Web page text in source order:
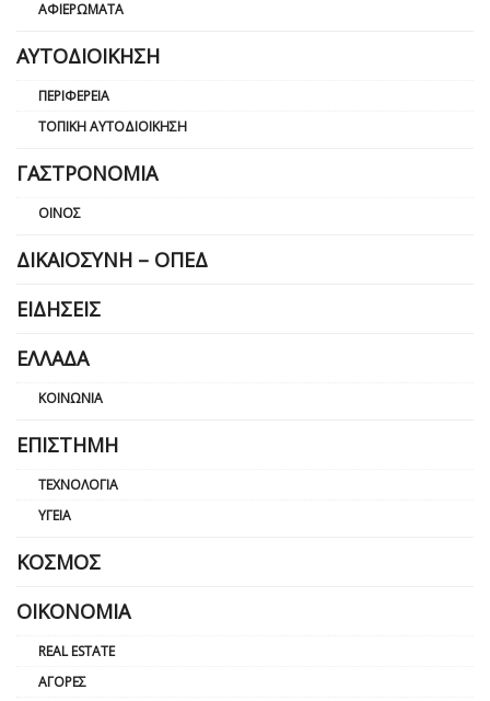
ΑΦΙΕΡΏΜΑΤΑ
ΑΥΤΟΔΙΟΊΚΗΣΗ
ΠΕΡΙΦΈΡΕΙΑ
ΤΟΠΙΚΉ ΑΥΤΟΔΙΟΊΚΗΣΗ
ΓΑΣΤΡΟΝΟΜΊΑ
ΟΊΝΟΣ
ΔΙΚΑΙΟΣΎΝΗ – ΟΠΕΔ
ΕΙΔΉΣΕΙΣ
ΕΛΛΆΔΑ
ΚΟΙΝΩΝΊΑ
ΕΠΙΣΤΉΜΗ
ΤΕΧΝΟΛΟΓΊΑ
ΥΓΕΊΑ
ΚΌΣΜΟΣ
ΟΙΚΟΝΟΜΊΑ
REAL ESTATE
ΑΓΟΡΈΣ